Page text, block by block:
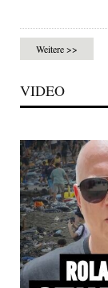
Weitere >>
VIDEO